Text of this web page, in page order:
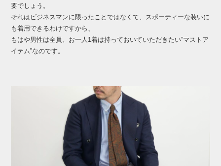
要でしょう。
それはビジネスマンに限ったことではなくて、スポーティーな装いに
も着用できるわけですから、
もはや男性は全員、お一人1着は持っておいていただきたい”マストア
イテム”なのです。